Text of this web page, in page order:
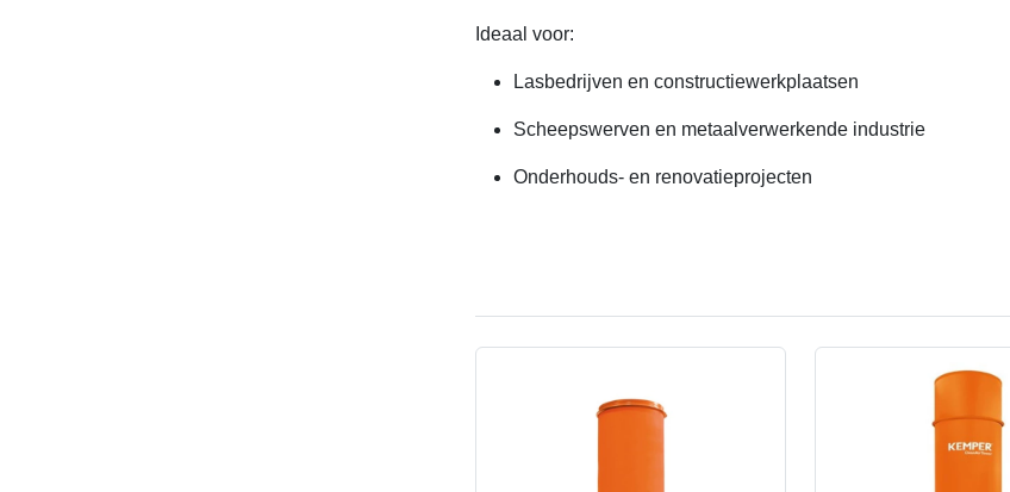
Ideaal voor:
Lasbedrijven en constructiewerkplaatsen
Scheepswerven en metaalverwerkende industrie
Onderhouds- en renovatieprojecten